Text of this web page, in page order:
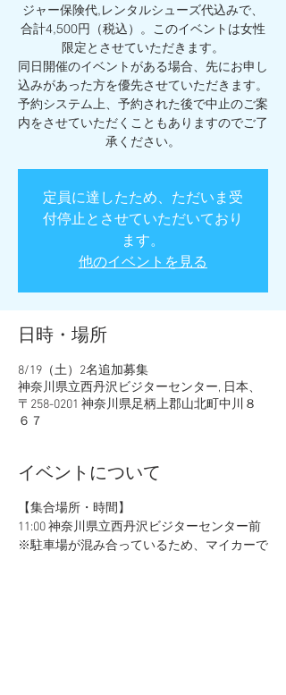
ジャー保険代,レンタルシューズ代込みで、
合計4,500円（税込）。このイベントは女性
限定とさせていただきます。
同日開催のイベントがある場合、先にお申し
込みがあった方を優先させていただきます。
予約システム上、予約された後で中止のご案
内をさせていただくこともありますのでご了
承ください。
定員に達したため、ただいま受
付停止とさせていただいており
ます。
他のイベントを見る
日時・場所
8/19（土）2名追加募集
神奈川県立西丹沢ビジターセンター, 日本、
〒258-0201 神奈川県足柄上郡山北町中川８
６７
イベントについて
【集合場所・時間】
11:00 神奈川県立西丹沢ビジターセンター前
※駐車場が混み合っているため、マイカーで